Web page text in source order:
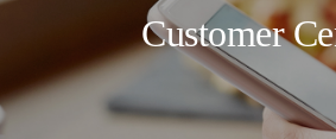
Customer